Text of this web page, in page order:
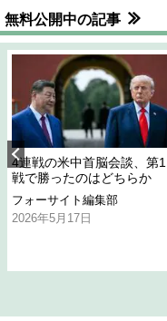
無料公開中の記事
4連戦の米中首脳会談、第1
戦で勝ったのはどちらか
フォーサイト編集部
2026年5月17日